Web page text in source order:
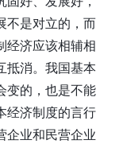
不是对立的，而
经济应该相辅相
抵消。我国基本
变的，也是不能
经济制度的言行
企业和民营企业